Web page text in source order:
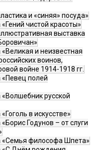
и «синяя» посуда»
чистой красоты»
выставка
и неизвестная
воинов,
войне 1914-1918 гг.
«Певец полей
русской
в искусстве»
Годунов – от слуги
«Семья философа Шпета»